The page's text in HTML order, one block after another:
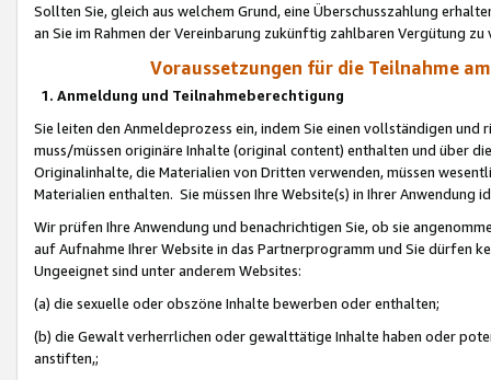
Sollten Sie, gleich aus welchem Grund, eine Überschusszahlung
an Sie im Rahmen der Vereinbarung zukünftig zahlbaren Vergütung zu
Voraussetzungen für die Teilnahme
1. Anmeldung und Teilnahmeberechtigung
Sie leiten den Anmeldeprozess ein, indem Sie einen vollständigen
muss/müssen originäre Inhalte (original content) enthalten und über
Originalinhalte, die Materialien von Dritten verwenden, müssen
Materialien enthalten. Sie müssen Ihre Website(s) in Ihrer Anwendung
Wir prüfen Ihre Anwendung und benachrichtigen Sie, ob sie
auf Aufnahme Ihrer Website in das Partnerprogramm und Sie dürfen
Ungeeignet sind unter anderem Websites:
(a) die sexuelle oder obszöne Inhalte bewerben oder enthalten;
(b) die Gewalt verherrlichen oder gewalttätige Inhalte haben oder
anstiften,;